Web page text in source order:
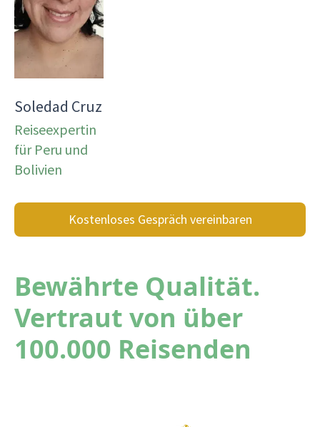
Soledad Cruz
Reiseexpertin
für Peru und
Bolivien
Kostenloses Gespräch vereinbaren
Bewährte Qualität.
Vertraut von über
100.000 Reisenden